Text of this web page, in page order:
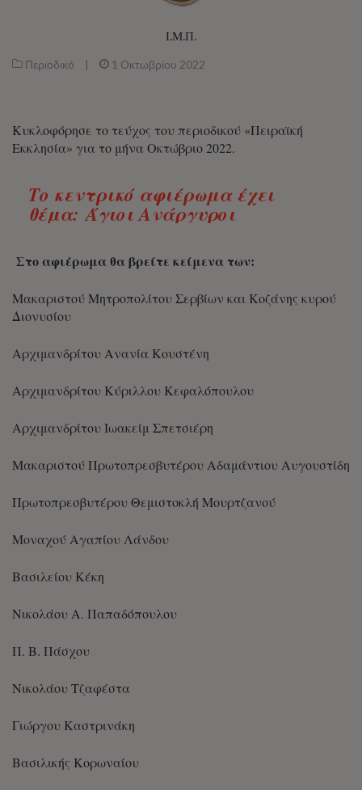
Ι.Μ.Π.
Περιοδικό | 1 Οκτωβρίου 2022
Κυκλοφόρησε το τεύχος του περιοδικού «Πειραϊκή
Εκκλησία» για το μήνα Οκτώβριο 2022.
Το κεντρικό αφιέρωμα έχει
θέμα:Άγιοι Ανάργυροι
Στο αφιέρωμα θα βρείτε κείμενα των:
Μακαριστού Μητροπολίτου Σερβίων και Κοζάνης κυρού
Διονυσίου
Αρχιμανδρίτου Ανανία Κουστένη
Αρχιμανδρίτου Κύριλλου Κεφαλόπουλου
Αρχιμανδρίτου Ιωακείμ Σπετσιέρη
Μακαριστού Πρωτοπρεσβυτέρου Αδαμάντιου Αυγουστίδη
Πρωτοπρεσβυτέρου Θεμιστοκλή Μουρτζανού
Μοναχού Αγαπίου Λάνδου
Βασιλείου Κέκη
Νικολάου Α. Παπαδόπουλου
Π. Β. Πάσχου
Νικολάου Τζαφέστα
Γιώργου Καστρινάκη
Βασιλικής Κορωναίου